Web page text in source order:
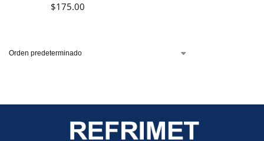
$175.00